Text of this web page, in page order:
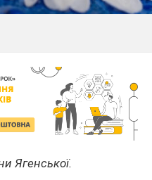
Ягенської.